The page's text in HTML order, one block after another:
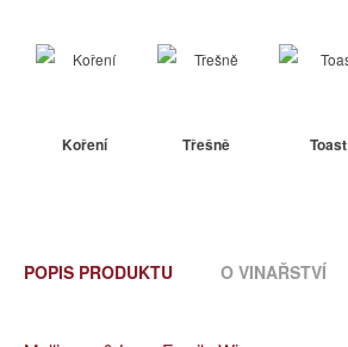
Koření Třešně Toast
POPIS PRODUKTU O VINAŘSTVÍ